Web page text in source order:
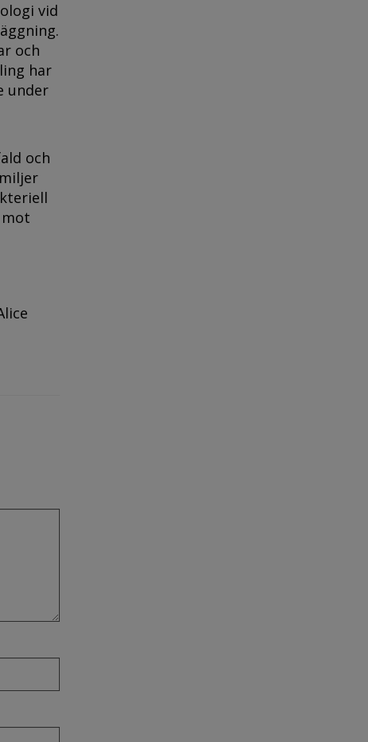
vid
och
har
under
och